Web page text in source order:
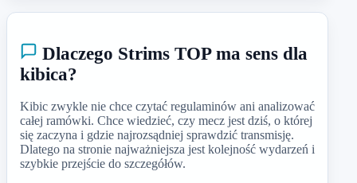
Dlaczego Strims TOP ma sens dla
kibica?
Kibic zwykle nie chce czytać regulaminów ani analizować
całej ramówki. Chce wiedzieć, czy mecz jest dziś, o której
się zaczyna i gdzie najrozsądniej sprawdzić transmisję.
Dlatego na stronie najważniejsza jest kolejność wydarzeń i
szybkie przejście do szczegółów.